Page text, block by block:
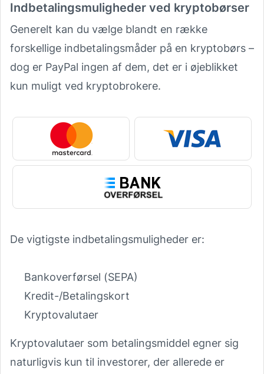
Indbetalingsmuligheder ved kryptobørser
Generelt kan du vælge blandt en række
forskellige indbetalingsmåder på en kryptobørs –
dog er PayPal ingen af dem, det er i øjeblikket
kun muligt ved kryptobrokere.
De vigtigste indbetalingsmuligheder er:
Bankoverførsel (SEPA)
Kredit-/Betalingskort
Kryptovalutaer
Kryptovalutaer som betalingsmiddel egner sig
naturligvis kun til investorer, der allerede er